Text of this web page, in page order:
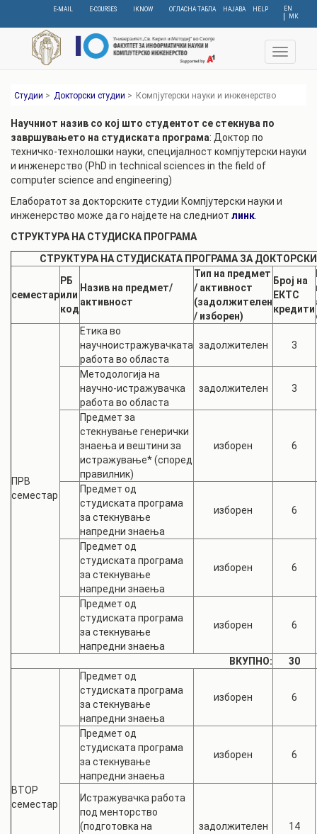
content
EN
МК
E-MAIL E-COURSES IKNOW ОГЛАСНА ТАБЛА НАЈАВА HELP
Toggle
Студии > Докторски студии > Компјутерски науки и инженерство
Научниот назив со кој што студентот се стекнува по
завршувањето на студиската програма: Доктор по
техничко-технолошки науки, специјалност компјутерски науки
и инженерство (PhD in technical sciences in the field of
computer science and engineering)
Елаборатот за докторските студии Компјутерски науки и
инженерство може да го најдете на следниот линк
СТРУКТУРА НА СТУДИСКА ПРОГРАМА
СТРУКТУРА НА СТУДИСКАТА ПРОГРАМА ЗА
семестар
РБ
или
код
Назив на предмет/
активност
Тип на предмет
/ активност
(задолжителен
/ изборен)
Број на
ЕКТС
кредити
ПРВ
семестар
Етика во
научноистражувачката
работа во областа
задолжителен 3
Методологија на
научно-истражувачка
работа во областа
задолжителен 3
Предмет за
стекнување генерички
знаења и вештини за
истражување* (според
правилник)
изборен 6
Предмет од
студиската програма
за стекнување
напредни знаења
изборен 6
Предмет од
студиската програма
за стекнување
напредни знаења
изборен 6
Предмет од
студиската програма
за стекнување
напредни знаења
изборен 6
ВКУПНО: 30
ВТОР
семестар
Предмет од
студиската програма
за стекнување
напредни знаења
изборен 6
Предмет од
студиската програма
за стекнување
напредни знаења
изборен 6
Истражувачка работа
под менторство
(подготовка на
задолжителен 14